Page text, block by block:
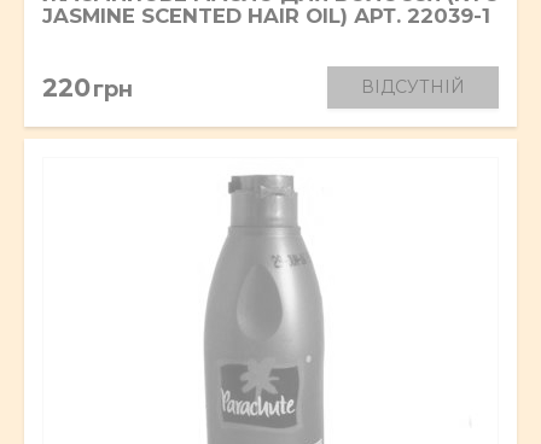
JASMINE SCENTED HAIR OIL) АРТ. 22039-1
220грн ВІДСУТНІЙ